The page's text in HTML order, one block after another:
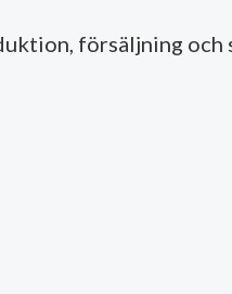
försäljning och